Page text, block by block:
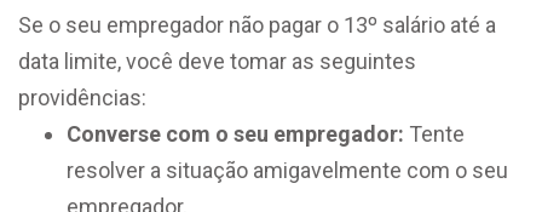
Se o seu empregador não pagar o 13º salário até a
data limite, você deve tomar as seguintes
providências:
Converse com o seu empregador: Tente
resolver a situação amigavelmente com o seu
empregador.